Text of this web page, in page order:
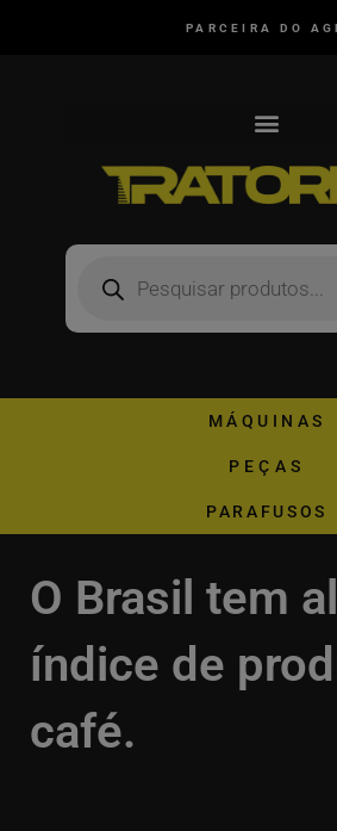
PARCEIRA DO
MÁQUINAS
PEÇAS
PARAFUSOS
O Brasil tem
índice de
café.